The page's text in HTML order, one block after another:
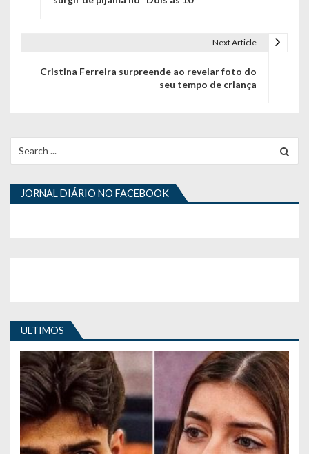
ã
o
d
i
g
o
s
Next Article
Cristina Ferreira surpreende ao revelar foto do
seu tempo de criança
for:
JORNAL DIÁRIO NO FACEBOOK
ULTIMOS